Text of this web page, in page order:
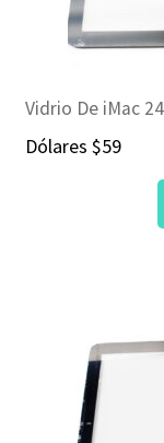
Vidrio De iMac
Dólares $59